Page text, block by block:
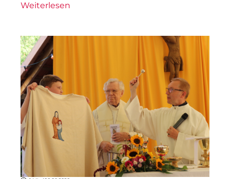
Weiterlesen